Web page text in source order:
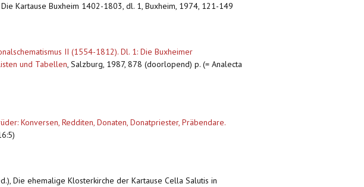
Die Kartause Buxheim 1402-1803, dl. 1, Buxheim, 1974, 121-149
II (1554-1812). Dl. 1: Die Buxheimer
und Tabellen, Salzburg, 1987, 878 (doorlopend) p. (= Analecta
Konversen, Redditen, Donaten, Donatpriester, Präbendare.
Die ehemalige Klosterkirche der Kartause Cella Salutis in